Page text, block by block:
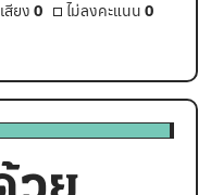
สียง 0 ไม่ลงคะแนน 0